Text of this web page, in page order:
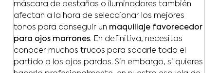
máscara de pestañas o iluminadores también
afectan a la hora de seleccionar los mejores
tonos para conseguir un maquillaje favorecedor
para ojos marrones. En definitiva, necesitas
conocer muchos trucos para sacarle todo el
partido a los ojos pardos. Sin embargo, si quieres